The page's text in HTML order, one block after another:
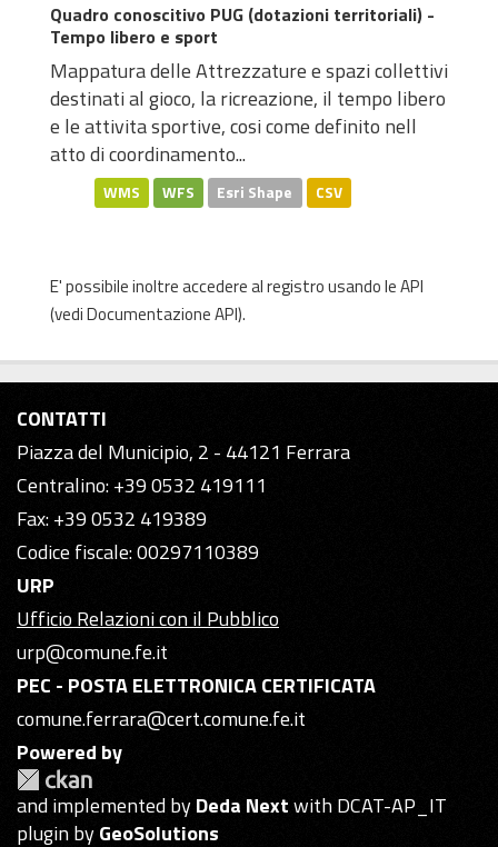
Quadro conoscitivo PUG (dotazioni territoriali) -
Tempo libero e sport
Mappatura delle Attrezzature e spazi collettivi
destinati al gioco, la ricreazione, il tempo libero
e le attivita sportive, cosi come definito nell
atto di coordinamento...
WMS WFS Esri Shape CSV
E' possibile inoltre accedere al registro usando leAPI
(vediDocumentazione API).
CONTATTI
Piazza del Municipio, 2 - 44121 Ferrara
Centralino: +39 0532 419111
Fax: +39 0532 419389
Codice fiscale: 00297110389
URP
Ufficio Relazioni con il Pubblico
urp@comune.fe.it
PEC - POSTA ELETTRONICA CERTIFICATA
comune.ferrara@cert.comune.fe.it
Powered by
and implemented byDeda Nextwith DCAT-AP_IT
plugin byGeoSolutions